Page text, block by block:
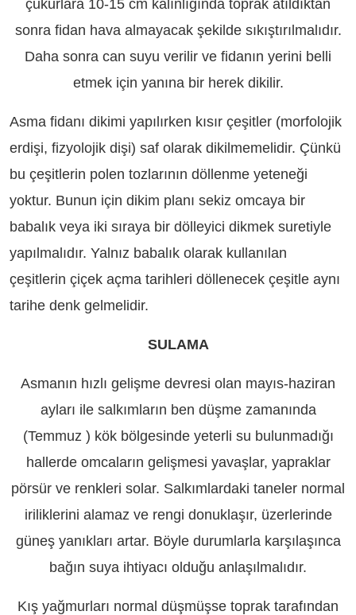
çukurlara 10-15 cm kalınlığında toprak atıldıktan
sonra fidan hava almayacak şekilde sıkıştırılmalıdır.
Daha sonra can suyu verilir ve fidanın yerini belli
etmek için yanına bir herek dikilir.
Asma fidanı dikimi yapılırken kısır çeşitler (morfolojik
erdişi, fizyolojik dişi) saf olarak dikilmemelidir. Çünkü
bu çeşitlerin polen tozlarının döllenme yeteneği
yoktur. Bunun için dikim planı sekiz omcaya bir
babalık veya iki sıraya bir dölleyici dikmek suretiyle
yapılmalıdır. Yalnız babalık olarak kullanılan
çeşitlerin çiçek açma tarihleri döllenecek çeşitle aynı
tarihe denk gelmelidir.
SULAMA
Asmanın hızlı gelişme devresi olan mayıs-haziran
ayları ile salkımların ben düşme zamanında
(Temmuz ) kök bölgesinde yeterli su bulunmadığı
hallerde omcaların gelişmesi yavaşlar, yapraklar
pörsür ve renkleri solar. Salkımlardaki taneler normal
iriliklerini alamaz ve rengi donuklaşır, üzerlerinde
güneş yanıkları artar. Böyle durumlarla karşılaşınca
bağın suya ihtiyacı olduğu anlaşılmalıdır.
Kış yağmurları normal düşmüşse toprak tarafından